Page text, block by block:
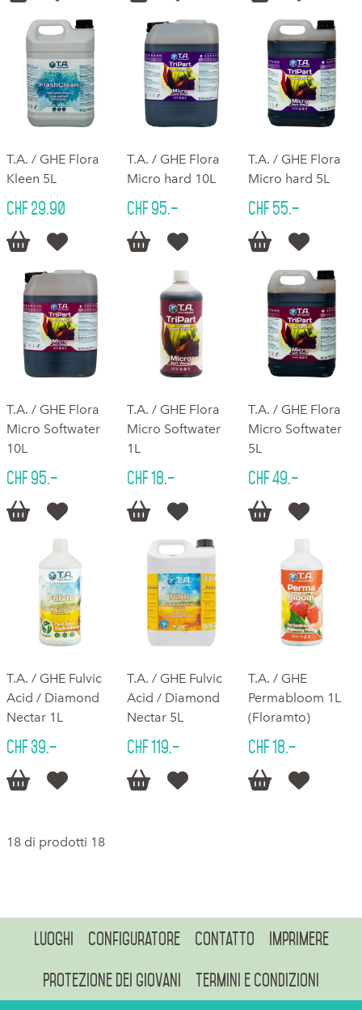
T.A. / GHE Flora
Kleen 5L
CHF 29.90
 
T.A. / GHE Flora
Micro hard 10L
CHF 95.–
 
T.A. / GHE Flora
Micro hard 5L
CHF 55.–
 
T.A. / GHE Flora
Micro Softwater
10L
CHF 95.–
 
T.A. / GHE Flora
Micro Softwater
1L
CHF 18.–
 
T.A. / GHE Flora
Micro Softwater
5L
CHF 49.–
 
T.A. / GHE Fulvic
Acid / Diamond
Nectar 1L
CHF 39.–
 
T.A. / GHE Fulvic
Acid / Diamond
Nectar 5L
CHF 119.–
 
T.A. / GHE
Permabloom 1L
(Floramto)
CHF 18.–
 
18 di prodotti 18
Luoghi Configuratore Contatto Imprimere
Protezione dei giovani Termini e condizioni